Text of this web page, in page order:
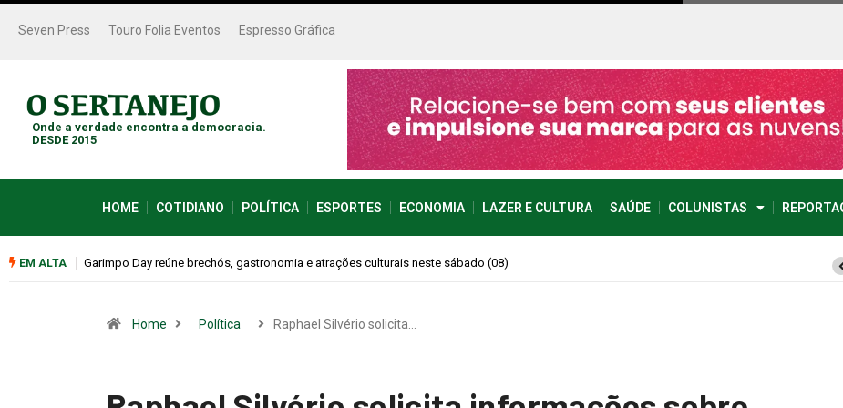
Seven Press Touro Folia Eventos Espresso Gráfica
Onde a verdade encontra a democracia.
DESDE 2015
HOME COTIDIANO POLÍTICA ESPORTES ECONOMIA LAZER E CULTURA SAÚDE COLUNISTAS
EM ALTA
sábado (08)Bugonia transforma paranoia e conspiração em um suspense imprevisível
Home Política Raphael Silvério solicita…